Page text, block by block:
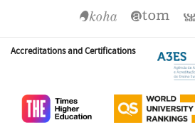
Accreditations and Certifications